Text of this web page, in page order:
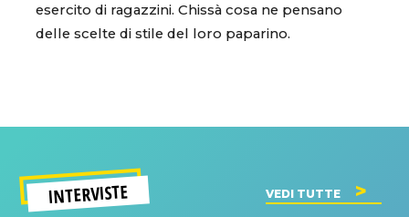
esercito di ragazzini. Chissà cosa ne pensano
delle scelte di stile del loro paparino.
INTERVISTE VEDI TUTTE